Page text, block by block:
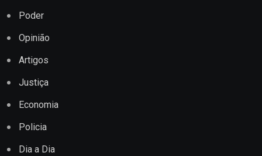
Poder
Opinião
Artigos
Justiça
Economia
Policia
Dia a Dia